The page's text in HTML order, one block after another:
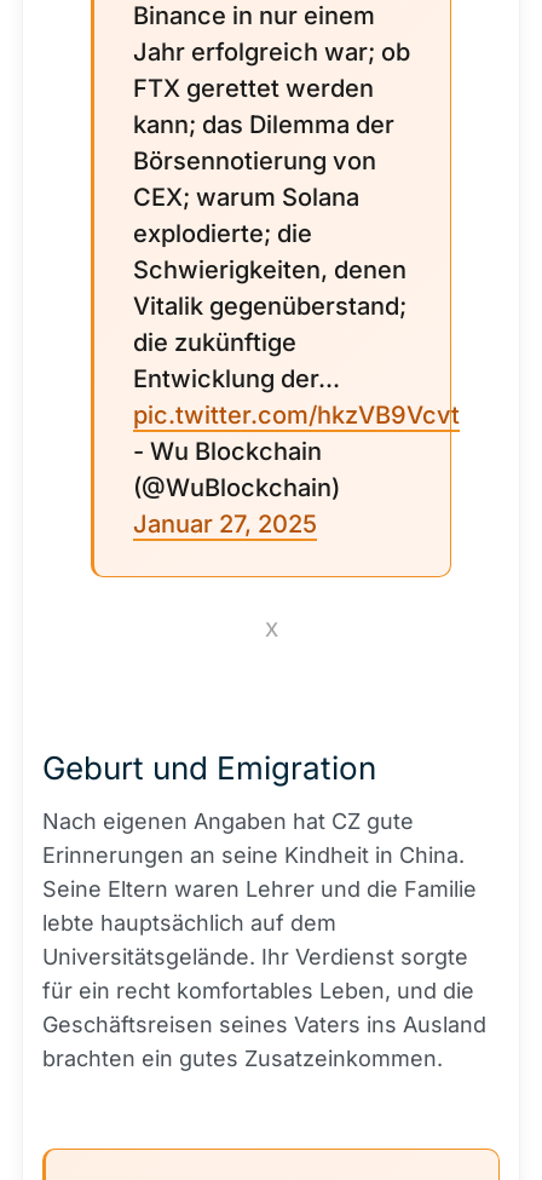
Binance in nur einem
Jahr erfolgreich war; ob
FTX gerettet werden
kann; das Dilemma der
Börsennotierung von
CEX; warum Solana
explodierte; die
Schwierigkeiten, denen
Vitalik gegenüberstand;
die zukünftige
Entwicklung der...
pic.twitter.com/hkzVB9Vcvt
- Wu Blockchain
(@WuBlockchain)
Januar 27, 2025
X
Geburt und Emigration
Nach eigenen Angaben hat CZ gute
Erinnerungen an seine Kindheit in China.
Seine Eltern waren Lehrer und die Familie
lebte hauptsächlich auf dem
Universitätsgelände. Ihr Verdienst sorgte
für ein recht komfortables Leben, und die
Geschäftsreisen seines Vaters ins Ausland
brachten ein gutes Zusatzeinkommen.